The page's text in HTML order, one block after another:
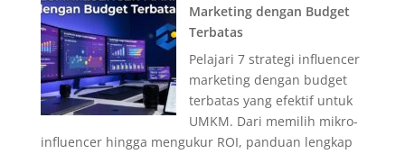
Marketing dengan Budget
Terbatas
Pelajari 7 strategi influencer
marketing dengan budget
terbatas yang efektif untuk
UMKM. Dari memilih mikro-
influencer hingga mengukur ROI, panduan lengkap